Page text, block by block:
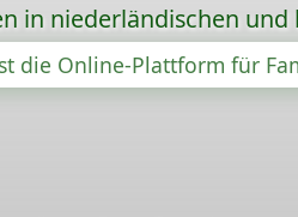
in niederländischen
die Online-Plattform für